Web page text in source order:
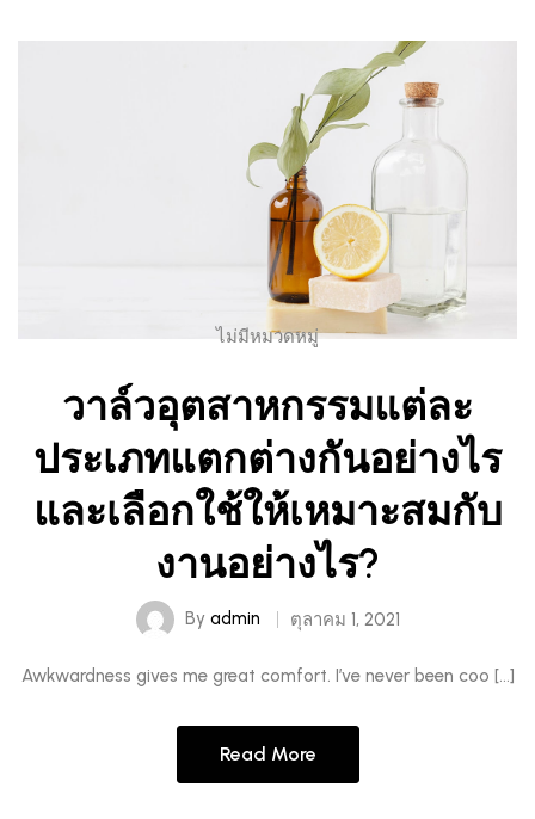
ไม่มีหมวดหมู่
วาล์วอุตสาหกรรมแต่ละ
ประเภทแตกต่างกันอย่างไร
และเลือกใช้ให้เหมาะสมกับ
งานอย่างไร?
By admin ตุลาคม 1, 2021
Awkwardness gives me great comfort. I’ve never been coo […]
Read More